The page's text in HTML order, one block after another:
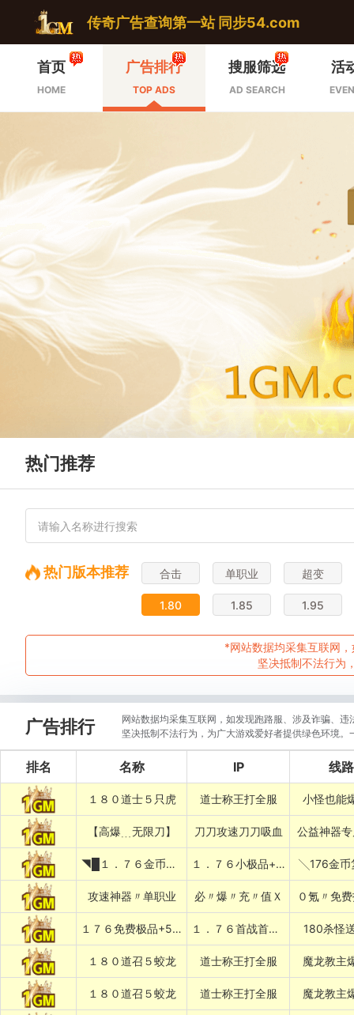
传奇广告查询第一站 同步54.com
首页
HOME
广告排行
TOP ADS
搜服筛选
AD SEARCH
活
热门推荐
热门版本推荐 合击 单职业 超变
1.80 1.85 1.95
*网站数据均采集互联网
坚决抵制不法行为
广告排行
网站数据均采集互联网，如发现跑路服、涉及诈骗、
坚决抵制不法行为，为广大游戏爱好者提供绿色环境
排名 名称 IP 线路
１８０道士５只虎 道士称王打全服 小怪也能
【高爆﹍无限刀】 刀刀攻速刀刀吸血 公益神器
◥█１．７６金币复古 １．７６小极品+５██◤ ╲176金
攻速神器〃单职业 必〃爆〃充〃值Ｘ ０氪〃免
１７６免费极品+5〓道招猛虎〓 １．７６首战首区刚开１秒███ 180杀怪
１８０道召５蛟龙 道士称王打全服 魔龙教主
１８０道召５蛟龙 道士称王打全服 魔龙教主